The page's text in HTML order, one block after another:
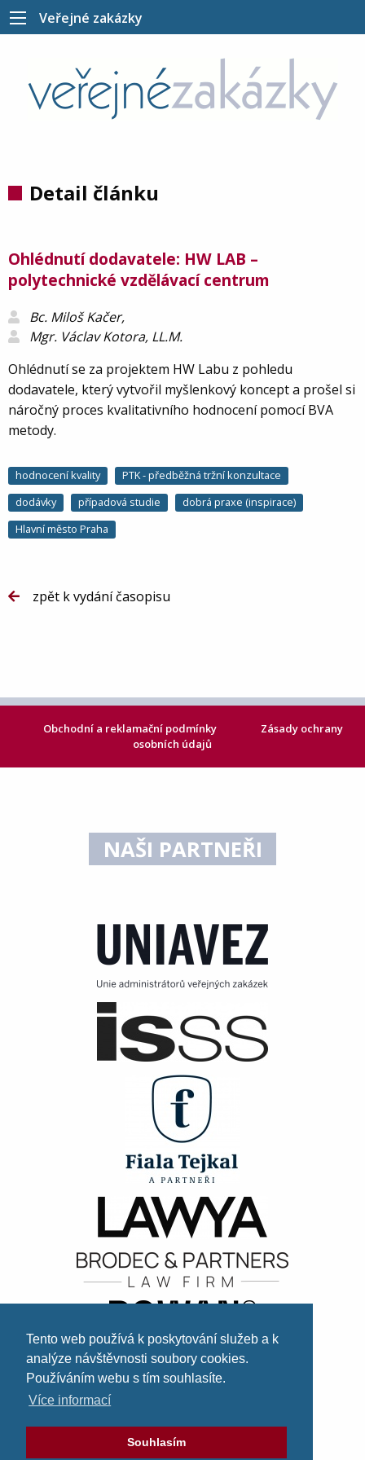
Tento web používá k poskytování služeb a k
analýze návštěvnosti soubory cookies.
Používáním webu s tím souhlasíte.
Více informací
Souhlasím
Veřejné zakázky
Detail článku
Ohlédnutí dodavatele: HW LAB –
polytechnické vzdělávací centrum
Bc. Miloš Kačer,
Mgr. Václav Kotora, LL.M.
Ohlédnutí se za projektem HW Labu z pohledu
dodavatele, který vytvořil myšlenkový koncept a prošel si
náročný proces kvalitativního hodnocení pomocí BVA
metody.
hodnocení kvality
PTK - předběžná tržní konzultace
dodávky
případová studie
dobrá praxe (inspirace)
Hlavní město Praha
zpět k vydání časopisu
Obchodní a reklamační podmínky
Zásady ochrany
osobních údajů
NAŠI PARTNEŘI